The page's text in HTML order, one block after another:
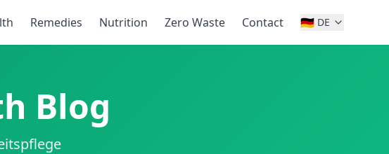
Remedies Nutrition Zero Waste Contact 🇩🇪 DE
Blog